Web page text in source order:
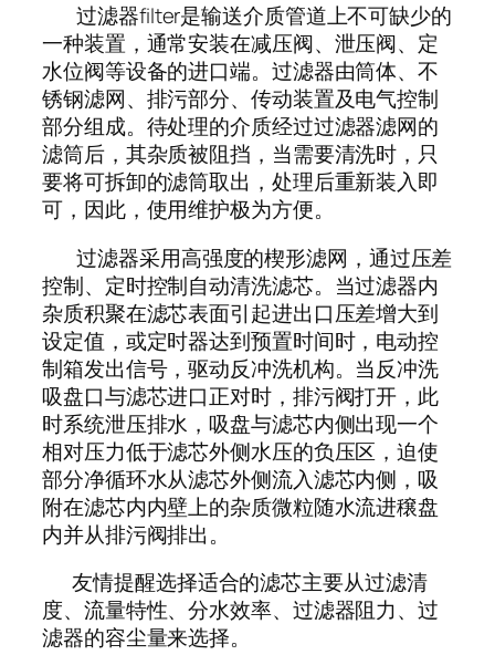
过滤器filter是输送介质管道上不可缺少的
一种装置，通常安装在减压阀、泄压阀、定
水位阀等设备的进口端。过滤器由筒体、不
锈钢滤网、排污部分、传动装置及电气控制
部分组成。待处理的介质经过过滤器滤网的
滤筒后，其杂质被阻挡，当需要清洗时，只
要将可拆卸的滤筒取出，处理后重新装入即
可，因此，使用维护极为方便。
过滤器采用高强度的楔形滤网，通过压差
控制、定时控制自动清洗滤芯。当过滤器内
杂质积聚在滤芯表面引起进出口压差增大到
设定值，或定时器达到预置时间时，电动控
制箱发出信号，驱动反冲洗机构。当反冲洗
吸盘口与滤芯进口正对时，排污阀打开，此
时系统泄压排水，吸盘与滤芯内侧出现一个
相对压力低于滤芯外侧水压的负压区，迫使
部分净循环水从滤芯外侧流入滤芯内侧，吸
附在滤芯内内壁上的杂质微粒随水流进穣盘
内并从排污阀排出。
友情提醒选择适合的滤芯主要从过滤清
度、流量特性、分水效率、过滤器阻力、过
滤器的容尘量来选择。